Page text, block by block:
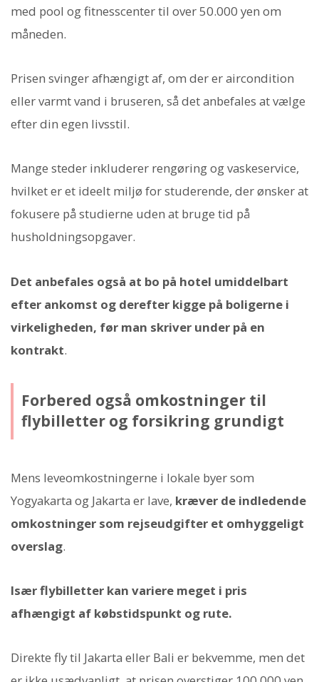
med pool og fitnesscenter til over 50.000 yen om
måneden.
Prisen svinger afhængigt af, om der er aircondition
eller varmt vand i bruseren, så det anbefales at vælge
efter din egen livsstil.
Mange steder inkluderer rengøring og vaskeservice,
hvilket er et ideelt miljø for studerende, der ønsker at
fokusere på studierne uden at bruge tid på
husholdningsopgaver.
Det anbefales også at bo på hotel umiddelbart
efter ankomst og derefter kigge på boligerne i
virkeligheden, før man skriver under på en
kontrakt.
Forbered også omkostninger til
flybilletter og forsikring grundigt
Mens leveomkostningerne i lokale byer som
Yogyakarta og Jakarta er lave, kræver de indledende
omkostninger som rejseudgifter et omhyggeligt
overslag.
Især flybilletter kan variere meget i pris
afhængigt af købstidspunkt og rute.
Direkte fly til Jakarta eller Bali er bekvemme, men det